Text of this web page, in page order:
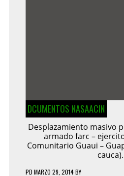
DCUMENTOS NASAACIN
Desplazamiento masivo
armado farc –
Comunitario Guaui –
cauca).
PD MARZO 29, 2014BY